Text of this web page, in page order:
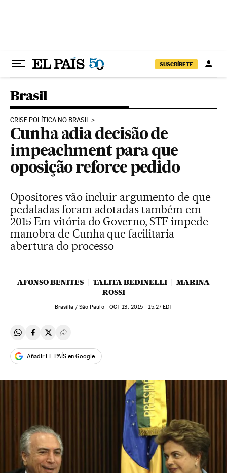
SUSCRÍBETE
Brasil
CRISE POLÍTICA NO BRASIL
Cunha adia decisão de
impeachment para que
oposição reforce pedido
Opositores vão incluir argumento de que
pedaladas foram adotadas também em
2015 Em vitória do Governo, STF impede
manobra de Cunha que facilitaria
abertura do processo
AFONSO BENITES TALITA BEDINELLI
MARINA
ROSSI
Brasília / São Paulo - OCT13, 2015 - 15:27EDT
Compartir en Whatsapp
Compartir en Facebook
Compartir en Twitter
Desplegar Redes Sociales
Añadir EL PAÍS en Google